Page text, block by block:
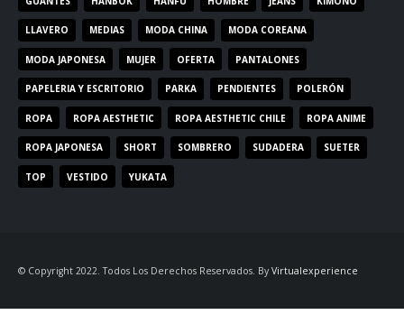
LLAVERO MEDIAS MODA CHINA MODA COREANA
MODA JAPONESA MUJER OFERTA PANTALONES
PAPELERIA Y ESCRITORIO PARKA PENDIENTES POLERÓN
ROPA ROPA AESTHETIC ROPA AESTHETIC CHILE ROPA ANIME
ROPA JAPONESA SHORT SOMBRERO SUDADERA SUETER
TOP VESTIDO YUKATA
© Copyright 2022. Todos Los Derechos Reservados. By Virtualexperience